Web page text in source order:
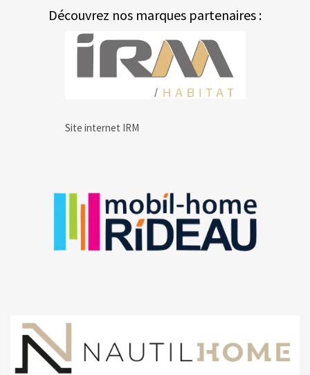
Découvrez nos marques partenaires :
Site internet IRM